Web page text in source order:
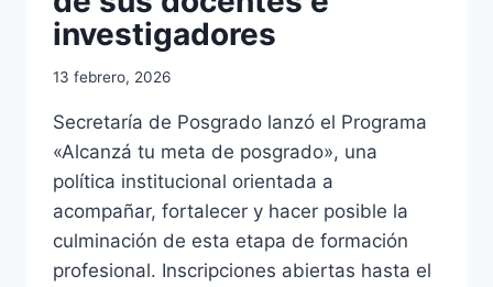
investigadores
13 febrero, 2026
Secretaría de Posgrado lanzó el Programa
«Alcanzá tu meta de posgrado», una
política institucional orientada a
acompañar, fortalecer y hacer posible la
culminación de esta etapa de formación
profesional. Inscripciones abiertas hasta el